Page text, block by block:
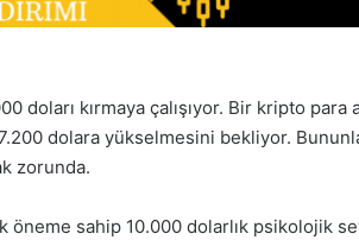
doları kırmaya çalışıyor. Bir kripto para
dolara yükselmesini bekliyor.
zorunda.
öneme sahip 10.000 dolarlık psikolojik